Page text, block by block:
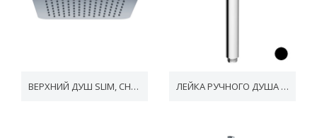
ВЕРХНИЙ ДУШ SLIM, CHROME, 300 ММ ЛЕЙКА РУЧНОГО ДУША CHROME - 1 ФУНКЦИЯ